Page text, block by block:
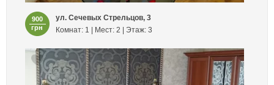
900
грн
ул. Сечевых Стрельцов, 3
Комнат: 1 | Мест: 2 | Этаж: 3